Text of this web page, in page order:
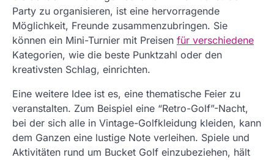
Party zu organisieren, ist eine hervorragende
Möglichkeit, Freunde zusammenzubringen. Sie
können ein Mini-Turnier mit Preisen für verschiedene
Kategorien, wie die beste Punktzahl oder den
kreativsten Schlag, einrichten.
Eine weitere Idee ist es, eine thematische Feier zu
veranstalten. Zum Beispiel eine “Retro-Golf”-Nacht,
bei der sich alle in Vintage-Golfkleidung kleiden, kann
dem Ganzen eine lustige Note verleihen. Spiele und
Aktivitäten rund um Bucket Golf einzubeziehen, hält